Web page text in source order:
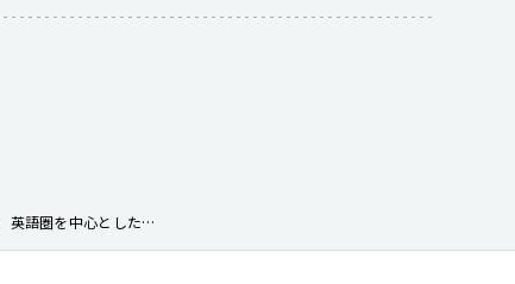
19世紀イギリス文化研究及び、英語圏を中心とした比較文化研究